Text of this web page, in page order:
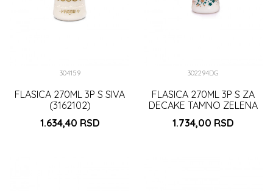
304159
FLASICA 270ML 3P S SIVA
(3162102)
1.634,40 RSD
302294DG
FLASICA 270ML 3P S ZA
DECAKE TAMNO ZELENA
1.734,00 RSD